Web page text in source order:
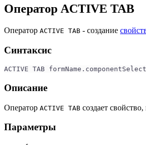
Оператор ACTIVE TAB
Оператор ACTIVE TAB - создание
Синтаксис
ACTIVE TAB
Описание
Оператор ACTIVE TAB создает
Параметры